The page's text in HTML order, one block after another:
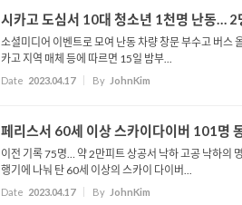
시카고 도심서 10대 청소년 1천명 난동… 2
소셜미디어 이벤트로 모여 난동 차량 창문 부수고 버스
카고 지역 매체 등에 따르면 15일 밤부...
Date 2023.04.17 By JohnKim
페리스서 60세 이상 스카이다이버 101명
이전 기록 75명… 약 2만피트 상공서 낙하 고공 낙하의
행기에 나눠 탄 60세 이상의 스카이 다이버...
Date 2023.04.17 By JohnKim